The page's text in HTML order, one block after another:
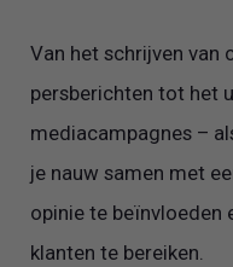
Van het schrijven van
persberichten tot het
mediacampagnes –
je nauw samen met
opinie te beïnvloeden
klanten te bereiken.